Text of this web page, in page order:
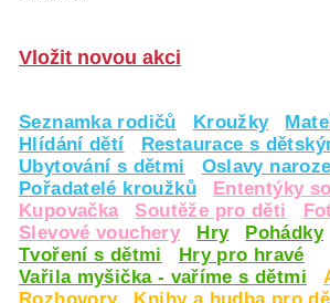
Vložit novou akci
Seznamka rodičů Kroužky
Hlídání dětí
Restaurace s
Ubytování s dětmi
Oslavy
Pořadatelé kroužků
Ententýky
Kupovačka
Soutěže pro děti
Slevové vouchery
Hry
Pohádky
Tvoření s dětmi
Hry pro hravé
Vařila myšička - vaříme s dětmi